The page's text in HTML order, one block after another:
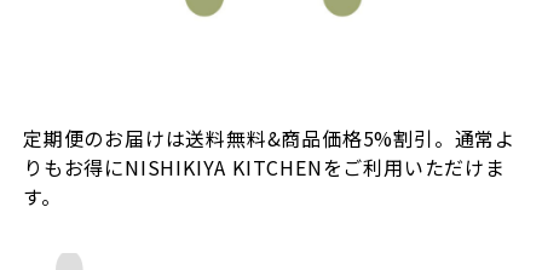
定期便のお届けは送料無料&商品価格5%割引。通常よ
りもお得にNISHIKIYA KITCHENをご利用いただけま
す。